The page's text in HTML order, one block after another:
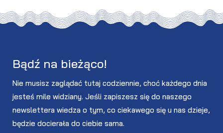
Bądź na bieżąco!
Nie musisz zaglądać tutaj codziennie, choć każdego dnia
jesteś mile widziany. Jeśli zapiszesz się do naszego
newslettera wiedza o tym, co ciekawego się u nas dzieje,
będzie docierała do ciebie sama.